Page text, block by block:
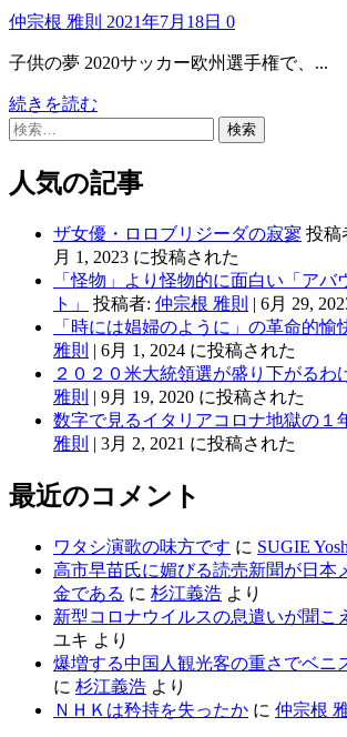
仲宗根 雅則 2021年7月18日 0
子供の夢 2020サッカー欧州選手権で、...
続きを読む
ラ
ン
の
サ
ッ
カ
ー
は
子
供
の
ゲ
ム
も
似
て
い
る
の
詳
細
検
人気の記事
ザ女優・ロロブリジーダの寂寥 投稿
月 1, 2023 に投稿された
「怪物」より怪物的に面白い「アバ
ト」
投稿者: 仲宗根 雅則 | 6月 29,
「時には娼婦のように」の革命的愉
雅則 | 6月 1, 2024 に投稿された
２０２０米大統領選が盛り下がるわ
雅則 | 9月 19, 2020 に投稿された
数字で見るイタリアコロナ地獄の１
雅則 | 3月 2, 2021 に投稿された
最近のコメント
ワタシ演歌の味方です に SUGIE
高市早苗氏に媚びる読売新聞が日本
金である に 杉江義浩 より
新型コロナウイルスの息遣いが聞こ
ユキ より
爆増する中国人観光客の重さでベニ
に 杉江義浩 より
ＮＨＫは矜持を失ったか に 仲宗根